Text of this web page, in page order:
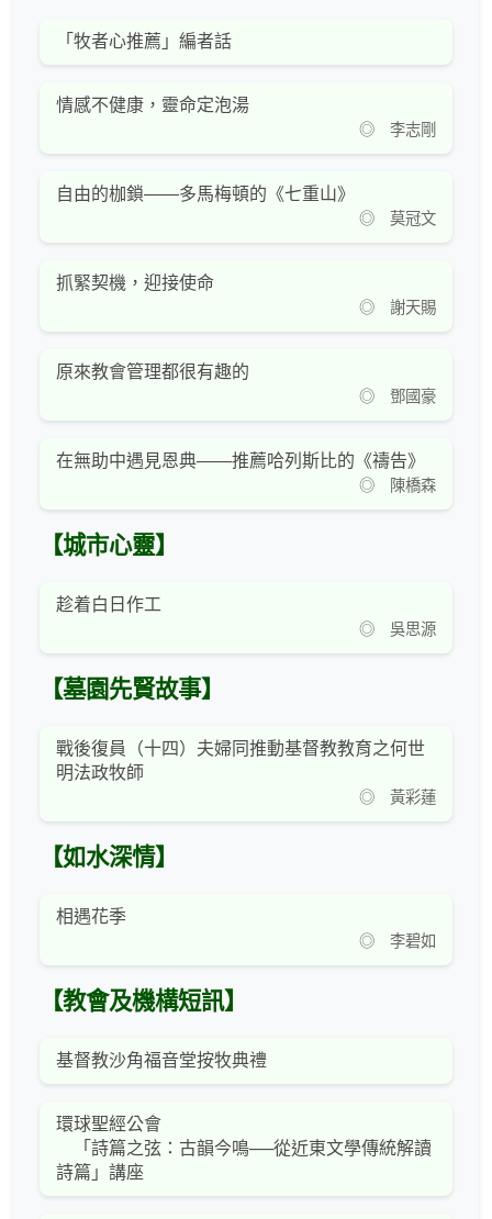
「牧者心推薦」編者話
情感不健康，靈命定泡湯
◎ 李志剛
自由的枷鎖——多馬梅頓的《七重山》
◎ 莫冠文
抓緊契機，迎接使命
◎ 謝天賜
原來教會管理都很有趣的
◎ 鄧國豪
在無助中遇見恩典——推薦哈列斯比的《禱告》
◎ 陳橋森
【城市心靈】
趁着白日作工
◎ 吳思源
【墓園先賢故事】
戰後復員（十四）夫婦同推動基督教教育之何世
明法政牧師
◎ 黃彩蓮
【如水深情】
相遇花季
◎ 李碧如
【教會及機構短訊】
基督教沙角福音堂按牧典禮
環球聖經公會
「詩篇之弦：古韻今鳴──從近東文學傳統解讀
詩篇」講座